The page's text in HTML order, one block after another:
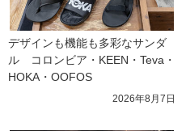
デザインも機能も多彩なサンダ
ル　コロンビア・KEEN・Teva・
HOKA・OOFOS
2026年8月7日